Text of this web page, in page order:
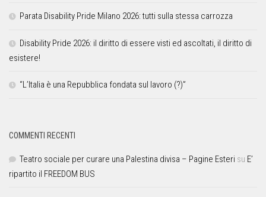
Parata Disability Pride Milano 2026: tutti sulla stessa carrozza
Disability Pride 2026: il diritto di essere visti ed ascoltati, il diritto di
esistere!
“L’Italia è una Repubblica fondata sul lavoro (?)”
COMMENTI RECENTI
Teatro sociale per curare una Palestina divisa – Pagine Esteri su E’
ripartito il FREEDOM BUS